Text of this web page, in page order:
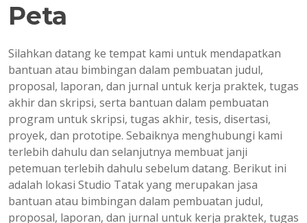
Peta
Silahkan datang ke tempat kami untuk mendapatkan
bantuan atau bimbingan dalam pembuatan judul,
proposal, laporan, dan jurnal untuk kerja praktek, tugas
akhir dan skripsi, serta bantuan dalam pembuatan
program untuk skripsi, tugas akhir, tesis, disertasi,
proyek, dan prototipe. Sebaiknya menghubungi kami
terlebih dahulu dan selanjutnya membuat janji
petemuan terlebih dahulu sebelum datang. Berikut ini
adalah lokasi Studio Tatak yang merupakan jasa
bantuan atau bimbingan dalam pembuatan judul,
proposal, laporan, dan jurnal untuk kerja praktek, tugas